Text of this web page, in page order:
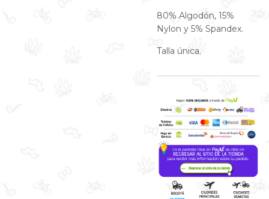
80% Algodón, 15%
Nylon y 5% Spandex.
Talla única.